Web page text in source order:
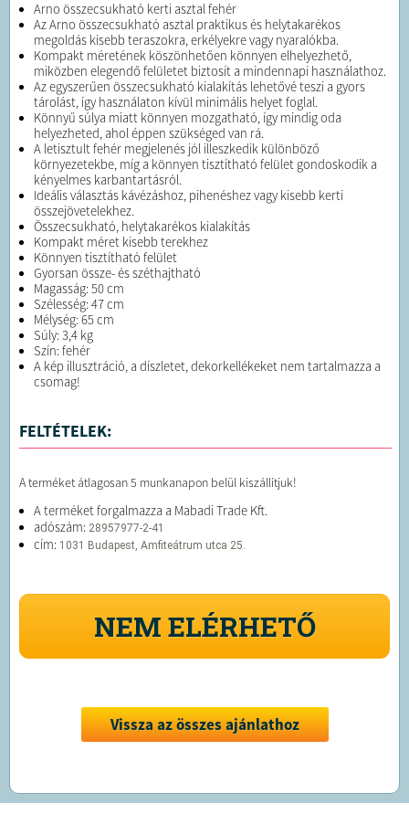
Arno összecsukható kerti asztal fehér
Az Arno összecsukható asztal praktikus és helytakarékos
megoldás kisebb teraszokra, erkélyekre vagy nyaralókba.
Kompakt méretének köszönhetően könnyen elhelyezhető,
miközben elegendő felületet biztosít a mindennapi használathoz.
Az egyszerűen összecsukható kialakítás lehetővé teszi a gyors
tárolást, így használaton kívül minimális helyet foglal.
Könnyű súlya miatt könnyen mozgatható, így mindig oda
helyezheted, ahol éppen szükséged van rá.
A letisztult fehér megjelenés jól illeszkedik különböző
környezetekbe, míg a könnyen tisztítható felület gondoskodik a
kényelmes karbantartásról.
Ideális választás kávézáshoz, pihenéshez vagy kisebb kerti
összejövetelekhez.
Összecsukható, helytakarékos kialakítás
Kompakt méret kisebb terekhez
Könnyen tisztítható felület
Gyorsan össze- és széthajtható
Magasság: 50 cm
Szélesség: 47 cm
Mélység: 65 cm
Súly: 3,4 kg
Szín: fehér
A kép illusztráció, a díszletet, dekorkellékeket nem tartalmazza a
csomag!
FELTÉTELEK:
A terméket átlagosan 5 munkanapon belül kiszállítjuk!
A terméket forgalmazza a Mabadi Trade Kft.
adószám: 28957977-2-41
cím: 1031 Budapest, Amfiteátrum utca 25.
NEM ELÉRHETŐ
Vissza az összes ajánlathoz